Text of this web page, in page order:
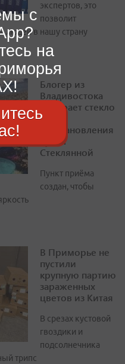
экспертов, это
позволит
людей в нашу страну
Блогер из
Владивостока
собирает стекло
для
восстановления
бухты
Стеклянной
Пункт приёма
создан, чтобы
В Приморье не
пустили
крупную партию
зараженных
цветов из Китая
В срезах кустовой
гвоздики и
подсолнечника
трипс
с
на